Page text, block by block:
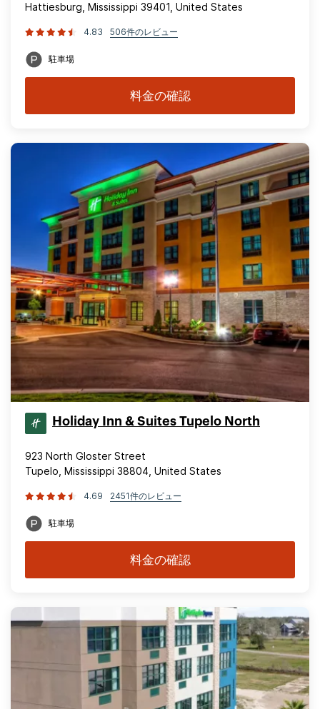
Hattiesburg, Mississippi 39401, United States
4.83 506件のレビュー
駐車場
料金の確認
Holiday Inn & Suites Tupelo North
923 North Gloster Street
Tupelo, Mississippi 38804, United States
4.69 2451件のレビュー
駐車場
料金の確認